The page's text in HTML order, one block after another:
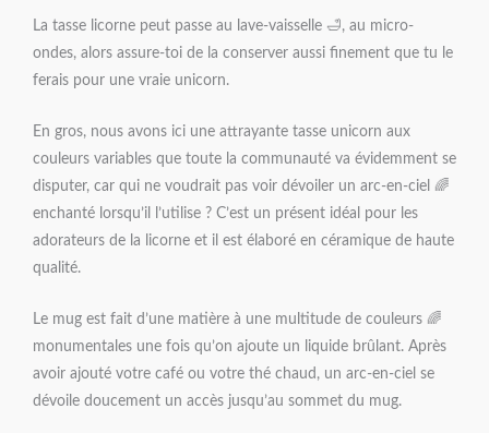
La tasse licorne peut passe au lave-vaisselle 🛁, au micro-
ondes, alors assure-toi de la conserver aussi finement que tu le
ferais pour une vraie unicorn.
En gros, nous avons ici une attrayante tasse unicorn aux
couleurs variables que toute la communauté va évidemment se
disputer, car qui ne voudrait pas voir dévoiler un arc-en-ciel 🌈
enchanté lorsqu’il l’utilise ? C’est un présent idéal pour les
adorateurs de la licorne et il est élaboré en céramique de haute
qualité.
Le mug est fait d’une matière à une multitude de couleurs 🌈
monumentales une fois qu’on ajoute un liquide brûlant. Après
avoir ajouté votre café ou votre thé chaud, un arc-en-ciel se
dévoile doucement un accès jusqu’au sommet du mug.